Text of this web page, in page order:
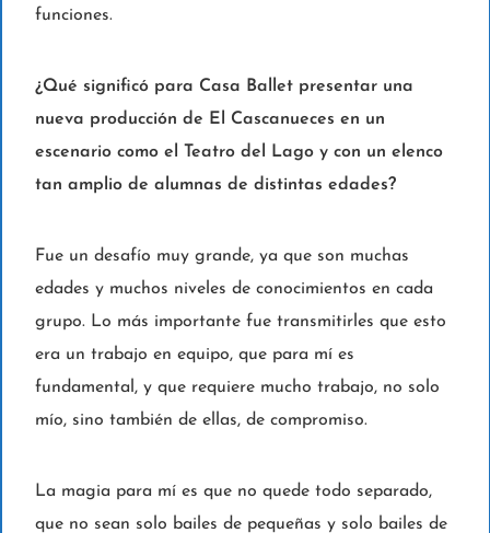
funciones.
¿Qué significó para Casa Ballet presentar una
nueva producción de El Cascanueces en un
escenario como el Teatro del Lago y con un elenco
tan amplio de alumnas de distintas edades?
Fue un desafío muy grande, ya que son muchas
edades y muchos niveles de conocimientos en cada
grupo. Lo más importante fue transmitirles que esto
era un trabajo en equipo, que para mí es
fundamental, y que requiere mucho trabajo, no solo
mío, sino también de ellas, de compromiso.
La magia para mí es que no quede todo separado,
que no sean solo bailes de pequeñas y solo bailes de